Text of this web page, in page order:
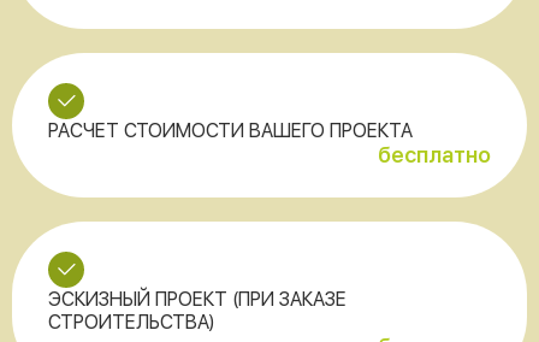
РАСЧЕТ СТОИМОСТИ ВАШЕГО ПРОЕКТА
бесплатно
ЭСКИЗНЫЙ ПРОЕКТ (ПРИ ЗАКАЗЕ
СТРОИТЕЛЬСТВА)